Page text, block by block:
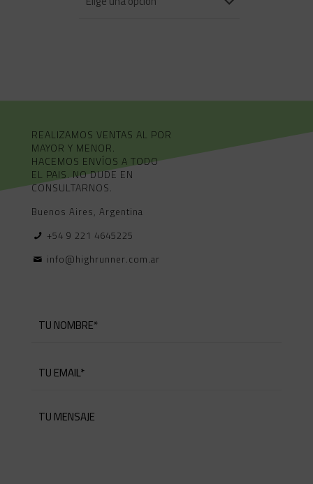
REALIZAMOS VENTAS AL POR
MAYOR Y MENOR.
HACEMOS ENVÍOS A TODO
EL PAIS. NO DUDE EN
CONSULTARNOS.
Buenos Aires, Argentina
+54 9 221 4645225
info@highrunner.com.ar